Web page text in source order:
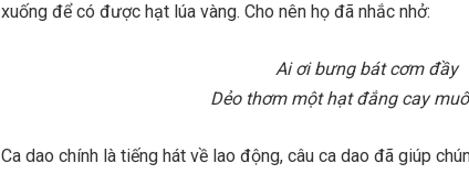
xuống để có được hạt lúa vàng. Cho nên họ đã nhắc nhở:
Ai ơi bưng bát cơm đầy
Dẻo thơm một hạt đắng cay
Ca dao chính là tiếng hát về lao động, câu ca dao đã giúp